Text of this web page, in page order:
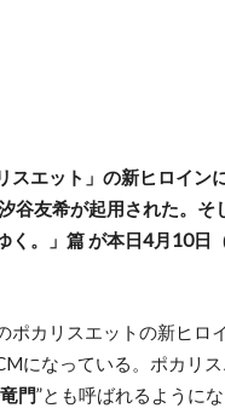
スエット」の新ヒロイン
谷友希が起用された。そ
く。」篇 が本日4月10日
ポカリスエットの新ヒロ
になっている。ポカリ
門”とも呼ばれるようにな